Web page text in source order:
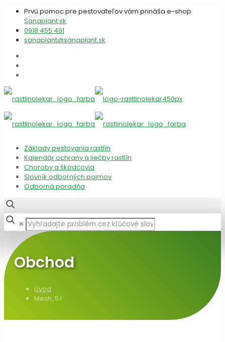
Prvú pomoc pre pestovateľov vám prináša e-shop
Sanaplant.sk
0918 455 491
sanaplant@sanaplant.sk
Základy pestovania rastlín
Kalendár ochrany a liečby rastlín
Choroby a škodcovia
Slovník odborných pojmov
Odborná poradňa
✕
Obchod
Úvod
Mesh, 5 l